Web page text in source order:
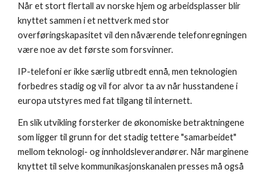
Når et stort flertall av norske hjem og arbeidsplasser blir
knyttet sammen i et nettverk med stor
overføringskapasitet vil den nåværende telefonregningen
være noe av det første som forsvinner.
IP-telefoni er ikke særlig utbredt ennå, men teknologien
forbedres stadig og vil for alvor ta av når husstandene i
europa utstyres med fat tilgang til internett.
En slik utvikling forsterker de økonomiske betraktningene
som ligger til grunn for det stadig tettere "samarbeidet"
mellom teknologi- og innholdsleverandører. Når marginene
knyttet til selve kommunikasjonskanalen presses må også